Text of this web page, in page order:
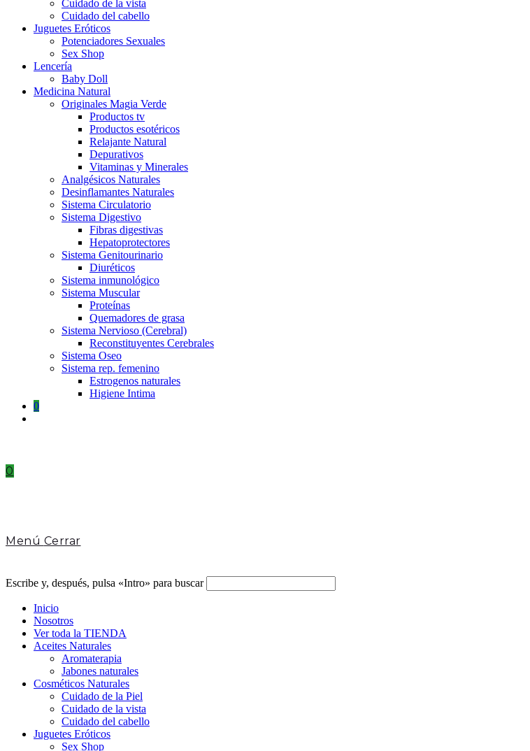
Cuidado de la vista
Cuidado del cabello
Juguetes Eróticos
Potenciadores Sexuales
Sex Shop
Lencería
Baby Doll
Medicina Natural
Originales Magia Verde
Productos tv
Productos esotéricos
Relajante Natural
Depurativos
Vitaminas y Minerales
Analgésicos Naturales
Desinflamantes Naturales
Sistema Circulatorio
Sistema Digestivo
Fibras digestivas
Hepatoprotectores
Sistema Genitourinario
Diuréticos
Sistema inmunológico
Sistema Muscular
Proteínas
Quemadores de grasa
Sistema Nervioso (Cerebral)
Reconstituyentes Cerebrales
Sistema Oseo
Sistema rep. femenino
Estrogenos naturales
Higiene Intima
0
0
Menú Cerrar
Escribe y, después, pulsa «Intro» para buscar
Inicio
Nosotros
Ver toda la TIENDA
Aceites Naturales
Aromaterapia
Jabones naturales
Cosméticos Naturales
Cuidado de la Piel
Cuidado de la vista
Cuidado del cabello
Juguetes Eróticos
Sex Shop